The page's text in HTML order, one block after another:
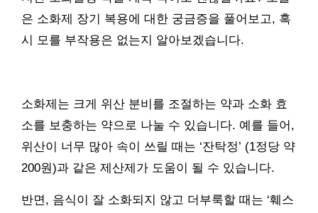
은 소화제 장기 복용에 대한 궁금증을 풀어보고, 혹
시 모를 부작용은 없는지 알아보겠습니다.
소화제는 크게 위산 분비를 조절하는 약과 소화 효
소를 보충하는 약으로 나눌 수 있습니다. 예를 들어,
위산이 너무 많아 속이 쓰릴 때는 ‘잔탁정’ (1정당 약
200원)과 같은 제산제가 도움이 될 수 있습니다.
반면, 음식이 잘 소화되지 않고 더부룩할 때는 ‘훼스